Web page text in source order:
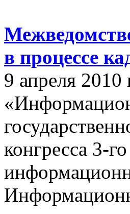
в процессе
9 апреля 2010
конгресса 3-